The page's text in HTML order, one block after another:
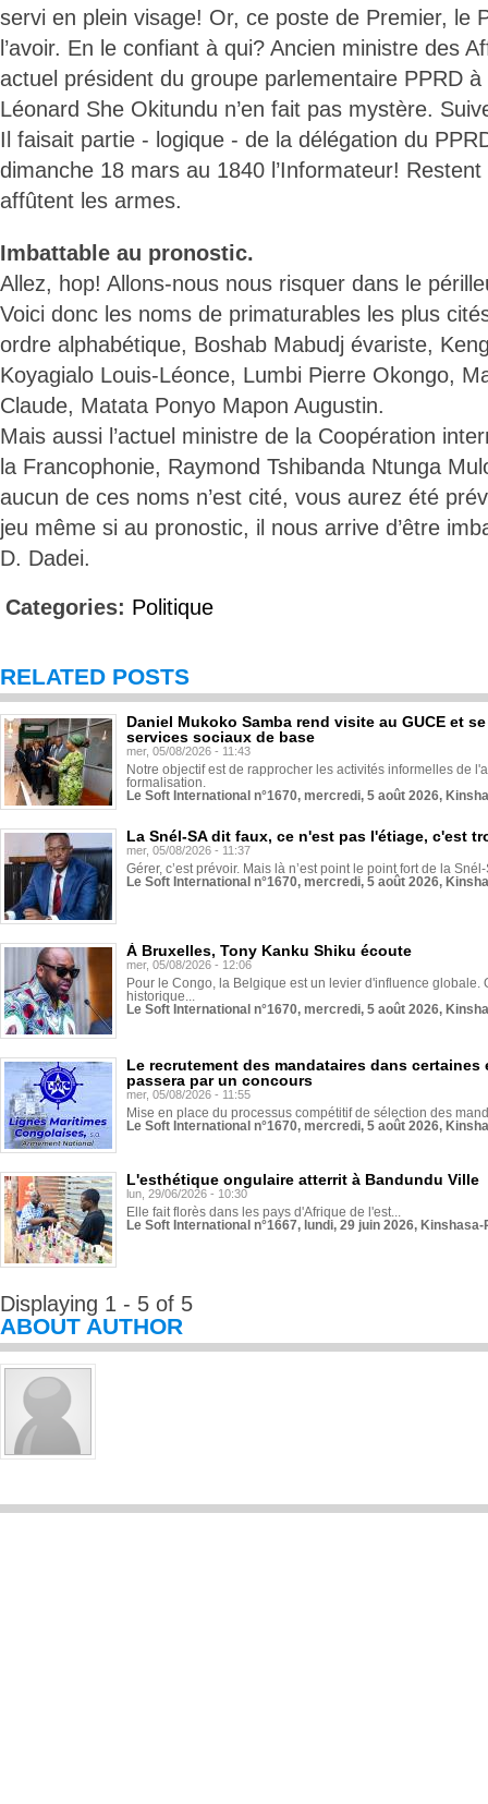
servi en plein visage! Or, ce poste de Premier, le
l’avoir. En le confiant à qui? Ancien ministre des
actuel président du groupe parlementaire PPRD
Léonard She Okitundu n’en fait pas mystère.
Il faisait partie - logique - de la délégation du
dimanche 18 mars au 1840 l’Informateur! Restent
affûtent les armes.
Imbattable au pronostic.
Allez, hop! Allons-nous nous risquer dans le
Voici donc les noms de primaturables les plus
ordre alphabétique, Boshab Mabudj évariste,
Koyagialo Louis-Léonce, Lumbi Pierre Okongo,
Claude, Matata Ponyo Mapon Augustin.
Mais aussi l’actuel ministre de la Coopération
la Francophonie, Raymond Tshibanda Ntunga
aucun de ces noms n’est cité, vous aurez été
jeu même si au pronostic, il nous arrive d’être
D. Dadei.
Categories: Politique
RELATED POSTS
Daniel Mukoko Samba rend visite au GUCE et
services sociaux de base
mer, 05/08/2026 - 11:43
Notre objectif est de rapprocher les activités informelles de
formalisation.
Le Soft International n°1670, mercredi, 5 août 2026,
La Snél-SA dit faux, ce n'est pas l'étiage, c'est
mer, 05/08/2026 - 11:37
Gérer, c’est prévoir. Mais là n’est point le point fort de la
Le Soft International n°1670, mercredi, 5 août 2026,
À Bruxelles, Tony Kanku Shiku écoute
mer, 05/08/2026 - 12:06
Pour le Congo, la Belgique est un levier d'influence globale.
historique...
Le Soft International n°1670, mercredi, 5 août 2026,
Le recrutement des mandataires dans
passera par un concours
mer, 05/08/2026 - 11:55
Mise en place du processus compétitif de sélection des
Le Soft International n°1670, mercredi, 5 août 2026,
L'esthétique ongulaire atterrit à Bandundu Ville
lun, 29/06/2026 - 10:30
Elle fait florès dans les pays d'Afrique de l'est...
Le Soft International n°1667, lundi, 29 juin 2026,
Displaying 1 - 5 of 5
ABOUT AUTHOR